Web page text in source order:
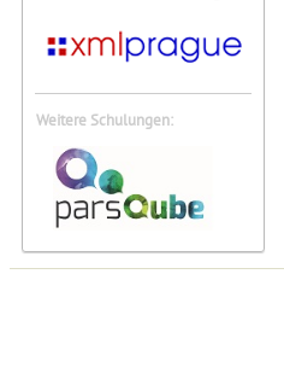
Weitere Schulungen: